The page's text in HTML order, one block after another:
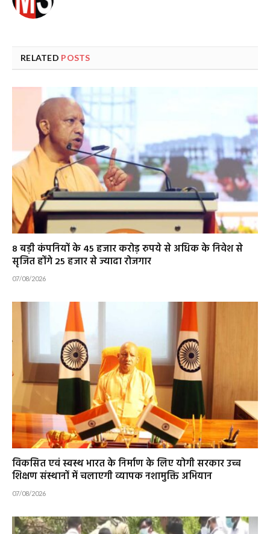
RELATED POSTS
8 बड़ी कंपनियों के 45 हजार करोड़ रुपये से अधिक के निवेश से
सृजित होंगे 25 हजार से ज्यादा रोजगार
07/08/2026
विकसित एवं स्वस्थ भारत के निर्माण के लिए योगी सरकार उच्च
शिक्षण संस्थानों में चलाएगी व्यापक नशामुक्ति अभियान
07/08/2026